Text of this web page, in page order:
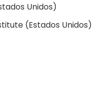
Unidos)
(Estados Unidos)